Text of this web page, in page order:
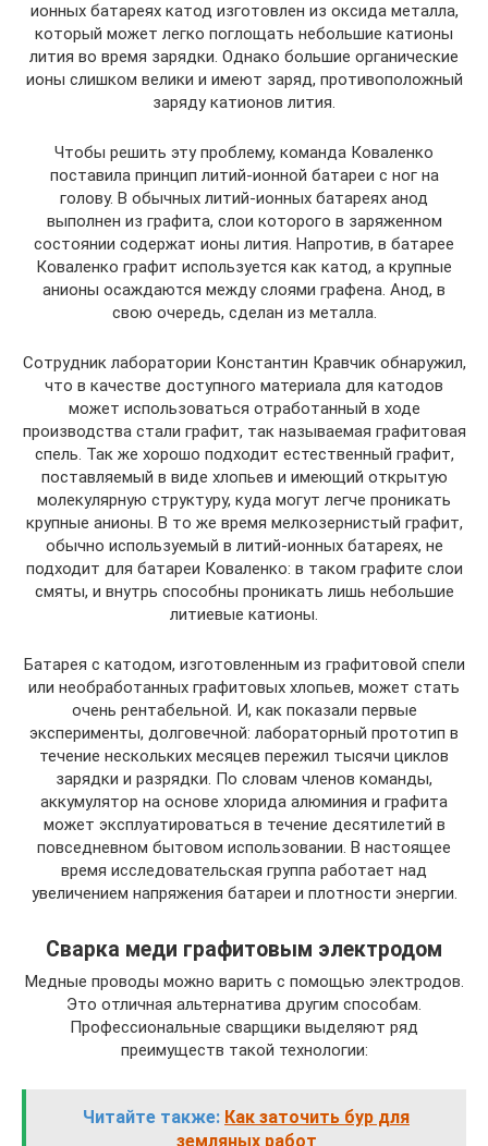
ионных батареях катод изготовлен из оксида металла,
который может легко поглощать небольшие катионы
лития во время зарядки. Однако большие органические
ионы слишком велики и имеют заряд, противоположный
заряду катионов лития.
Чтобы решить эту проблему, команда Коваленко
поставила принцип литий-ионной батареи с ног на
голову. В обычных литий-ионных батареях анод
выполнен из графита, слои которого в заряженном
состоянии содержат ионы лития. Напротив, в батарее
Коваленко графит используется как катод, а крупные
анионы осаждаются между слоями графена. Анод, в
свою очередь, сделан из металла.
Сотрудник лаборатории Константин Кравчик обнаружил,
что в качестве доступного материала для катодов
может использоваться отработанный в ходе
производства стали графит, так называемая графитовая
спель. Так же хорошо подходит естественный графит,
поставляемый в виде хлопьев и имеющий открытую
молекулярную структуру, куда могут легче проникать
крупные анионы. В то же время мелкозернистый графит,
обычно используемый в литий-ионных батареях, не
подходит для батареи Коваленко: в таком графите слои
смяты, и внутрь способны проникать лишь небольшие
литиевые катионы.
Батарея с катодом, изготовленным из графитовой спели
или необработанных графитовых хлопьев, может стать
очень рентабельной. И, как показали первые
эксперименты, долговечной: лабораторный прототип в
течение нескольких месяцев пережил тысячи циклов
зарядки и разрядки. По словам членов команды,
аккумулятор на основе хлорида алюминия и графита
может эксплуатироваться в течение десятилетий в
повседневном бытовом использовании. В настоящее
время исследовательская группа работает над
увеличением напряжения батареи и плотности энергии.
Сварка меди графитовым электродом
Медные проводы можно варить с помощью электродов.
Это отличная альтернатива другим способам.
Профессиональные сварщики выделяют ряд
преимуществ такой технологии:
Читайте также: Как заточить бур для
земляных работ